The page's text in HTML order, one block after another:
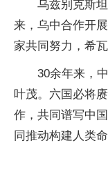
乌兹别克斯
来，乌中合作开
家共同努力，希
30余年来，
叶茂。六国必将
作，共同谱写中
同推动构建人类命